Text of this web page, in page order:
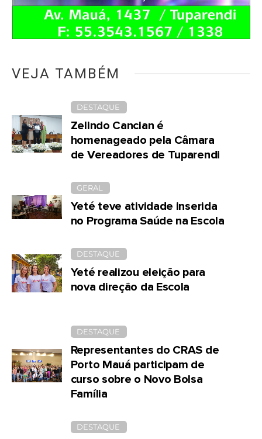
VEJA TAMBÉM
DESTAQUE
Zelindo Cancian é
homenageado pela Câmara
de Vereadores de Tuparendi
GERAL
Yeté teve atividade inserida
no Programa Saúde na Escola
DESTAQUE
Yeté realizou eleição para
nova direção da Escola
DESTAQUE
Representantes do CRAS de
Porto Mauá participam de
curso sobre o Novo Bolsa
Família
DESTAQUE